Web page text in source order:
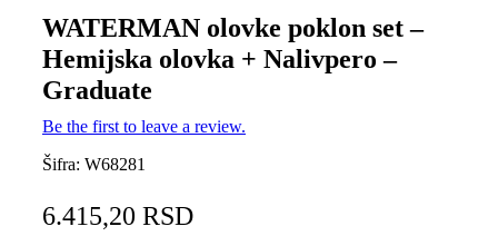
WATERMAN olovke poklon set –
Hemijska olovka + Nalivpero –
Graduate
Be the first to leave a review.
Šifra: W68281
6.415,20 RSD